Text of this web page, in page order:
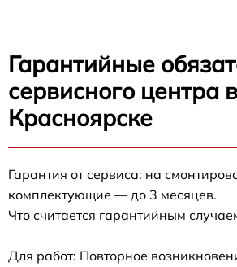
Гарантийные
сервисного центра в
Красноярске
Гарантия от сервиса: на
комплектующие — до 3 месяцев.
Что считается гарантийным
Для работ: Повторное